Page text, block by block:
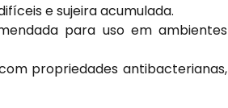
e sujeira acumulada.
para uso em ambientes
propriedades antibacterianas,